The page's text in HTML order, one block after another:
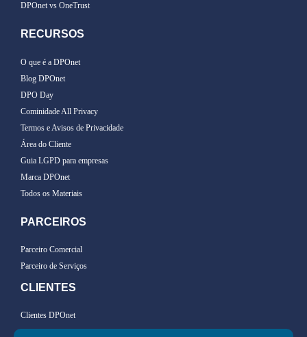
DPOnet vs OneTrust
RECURSOS
O que é a DPOnet
Blog DPOnet
DPO Day
Cominidade All Privacy
Termos e Avisos de Privacidade
Área do Cliente
Guia LGPD para empresas
Marca DPOnet
Todos os Materiais
PARCEIROS
Parceiro Comercial
Parceiro de Serviços
CLIENTES
Clientes DPOnet